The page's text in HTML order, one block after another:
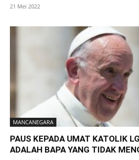
21 Mei 2022
MANCANEGARA
PAUS KEPADA UMAT KATOLIK
ADALAH BAPA YANG TIDAK